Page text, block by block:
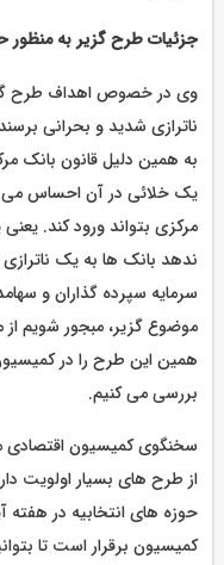
جزئیات طرح گزیر به
وی در خصوص اهداف طرح
ناترازی شدید و بحرانی
به همین دلیل قانون بانک
یک خلائی در آن احساس می
مرکزی بتواند ورود کند.
ندهد بانک ها به یک
سرمایه سپرده گذاران و
موضوع گزیر، مبجور شویم از
همین این طرح را در
بررسی می کنیم.
سخنگوی کمیسیون اقتصادی
از طرح های بسیار اولویت
حوزه های انتخابیه در هفته
کمیسیون برقرار است تا